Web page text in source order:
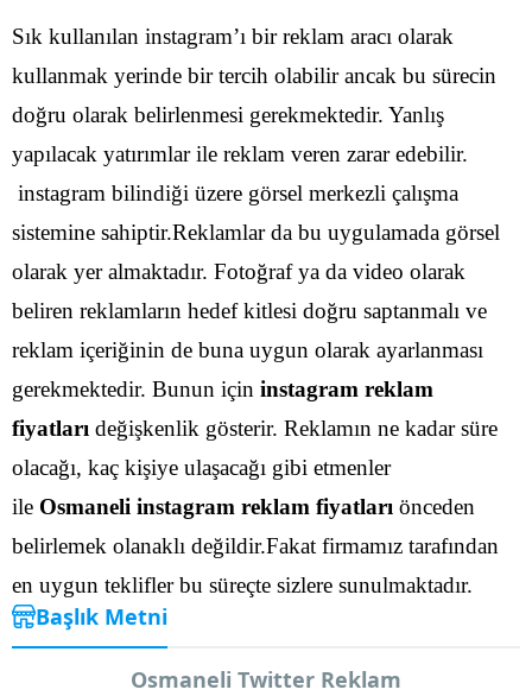
Sık kullanılan instagram’ı bir reklam aracı olarak
kullanmak yerinde bir tercih olabilir ancak bu sürecin
doğru olarak belirlenmesi gerekmektedir. Yanlış
yapılacak yatırımlar ile reklam veren zarar edebilir.
instagram bilindiği üzere görsel merkezli çalışma
sistemine sahiptir.Reklamlar da bu uygulamada görsel
olarak yer almaktadır. Fotoğraf ya da video olarak
beliren reklamların hedef kitlesi doğru saptanmalı ve
reklam içeriğinin de buna uygun olarak ayarlanması
gerekmektedir. Bunun için instagram reklam
fiyatları değişkenlik gösterir. Reklamın ne kadar süre
olacağı, kaç kişiye ulaşacağı gibi etmenler
ile Osmaneli instagram reklam fiyatları önceden
belirlemek olanaklı değildir.Fakat firmamız tarafından
en uygun teklifler bu süreçte sizlere sunulmaktadır.
Başlık Metni
Osmaneli Twitter Reklam